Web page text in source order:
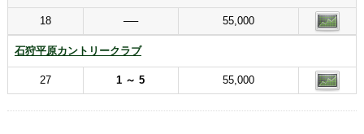
18 ── 55,000
石狩平原カントリークラブ
27 1 ～ 5 55,000